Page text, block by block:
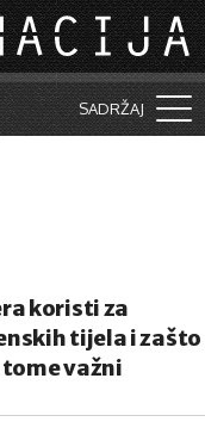
SADRŽAJ
koristi za
tijela i zašto
važni